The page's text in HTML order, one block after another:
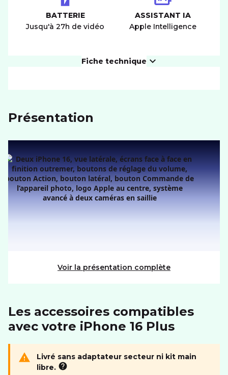
Présentation
Voir la présentation complète
BATTERIE
Jusqu'à 27h de vidéo
ASSISTANT IA
Apple Intelligence
Fiche technique
Dimensions (LxIxH)
ÉCRAN
Résolution
2796 x 1290 px
Taille diagonale
Port carte mémoire
Non
Autofocus
Les accessoires compatibles
avec votre iPhone 16 Plus
Livré sans adaptateur secteur ni kit main
libre.